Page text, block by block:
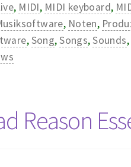
, MIDI, MIDI keyboard,
, Noten,
,Song,Songs,Sounds,
Reason